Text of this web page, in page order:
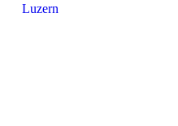
Luzern